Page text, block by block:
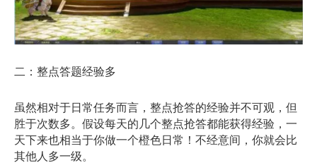
二：整点答题经验多
虽然相对于日常任务而言，整点抢答的经验并不可观，但
胜于次数多。假设每天的几个整点抢答都能获得经验，一
天下来也相当于你做一个橙色日常！不经意间，你就会比
其他人多一级。